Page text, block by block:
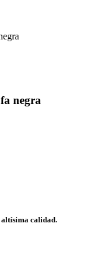
negra
altísima calidad.